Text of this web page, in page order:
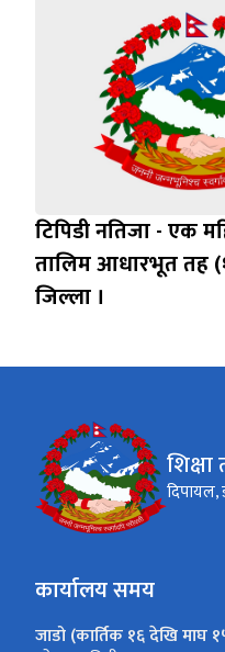
टिपिडी नतिजा - एक
तालिम आधारभूत तह
जिल्ला ।
दिपायल,
कार्यालय समय
जाडो (कार्तिक १६ देखि माघ